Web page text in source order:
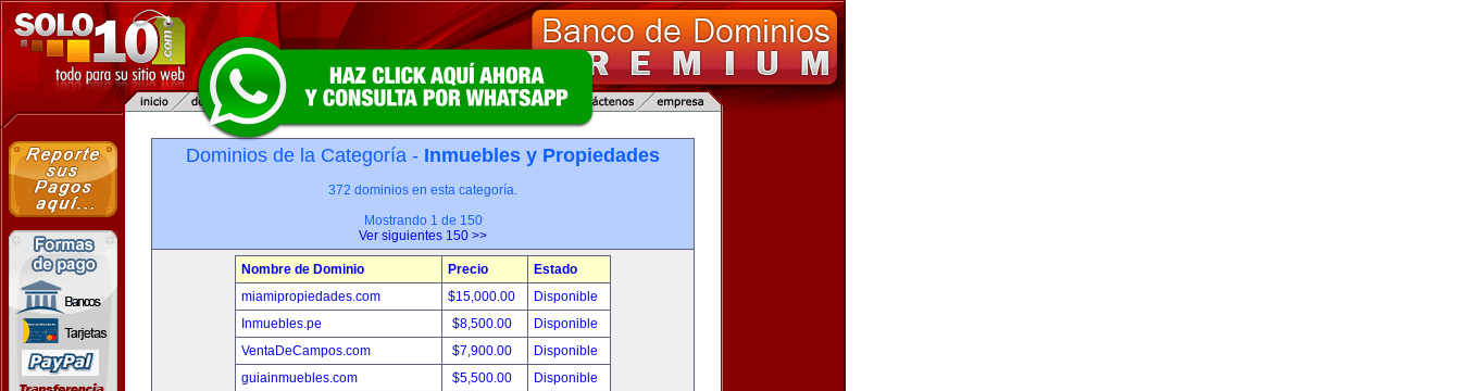
Dominios de la Categoría - Inmuebles y Propiedades
372 dominios en esta categoría.
Mostrando 1 de 150
Ver siguientes 150 >>
Nombre de Dominio Precio
Estado
miamipropiedades.com
$15,000.00
Disponible
Inmuebles.pe
$8,500.00
Disponible
VentaDeCampos.com
$7,900.00
Disponible
guiainmuebles.com
$5,500.00
Disponible